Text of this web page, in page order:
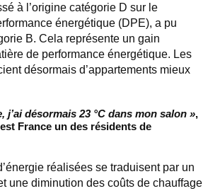
à l’origine catégorie D sur le
énergétique (DPE), a pu
B. Cela représente un gain
de performance énergétique. Les
désormais d’appartements mieux
j’ai désormais 23 °C dans mon salon »,
France un des résidents de
réalisées se traduisent par un
une diminution des coûts de chauffage